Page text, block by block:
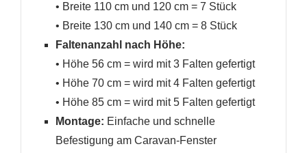
• Breite 110 cm und 120 cm = 7 Stück
• Breite 130 cm und 140 cm = 8 Stück
Faltenanzahl nach Höhe:
• Höhe 56 cm = wird mit 3 Falten gefertigt
• Höhe 70 cm = wird mit 4 Falten gefertigt
• Höhe 85 cm = wird mit 5 Falten gefertigt
Montage: Einfache und schnelle
Befestigung am Caravan-Fenster